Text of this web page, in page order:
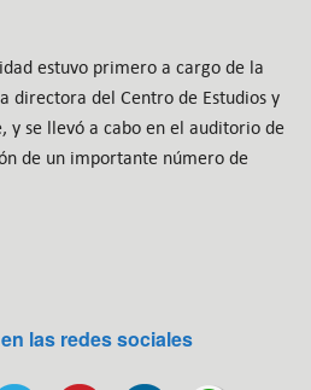
estuvo primero a cargo de la
directora del Centro de Estudios y
y se llevó a cabo en el auditorio de
de un importante número de
las redes sociales